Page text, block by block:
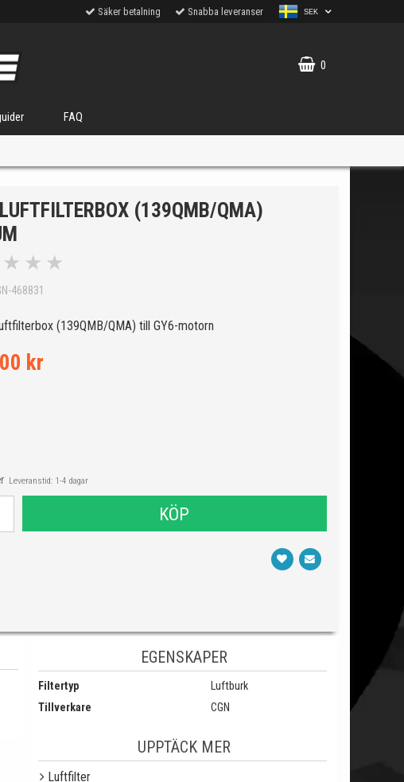
Säker betalning Snabba leveranser SEK
0
FAQ
produkter.
(139QMB/QMA)
★ ★ ★
468831
(139QMB/QMA) till GY6-motorn
kr
Leveranstid: 1-4 dagar
KÖP
EGENSKAPER
Filtertyp
Luftburk
Tillverkare
CGN
UPPTÄCK MER
Luftfilter